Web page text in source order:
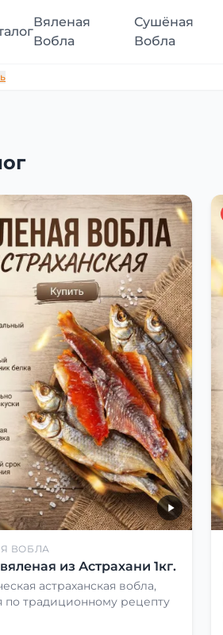
Вяленая
Вобла
Сушёная
Вобла
ВОБЛА
из Астрахани 1кг.
астраханская вобла,
по традиционному рецепту